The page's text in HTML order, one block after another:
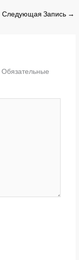
Следующая Запись →
Обязательные